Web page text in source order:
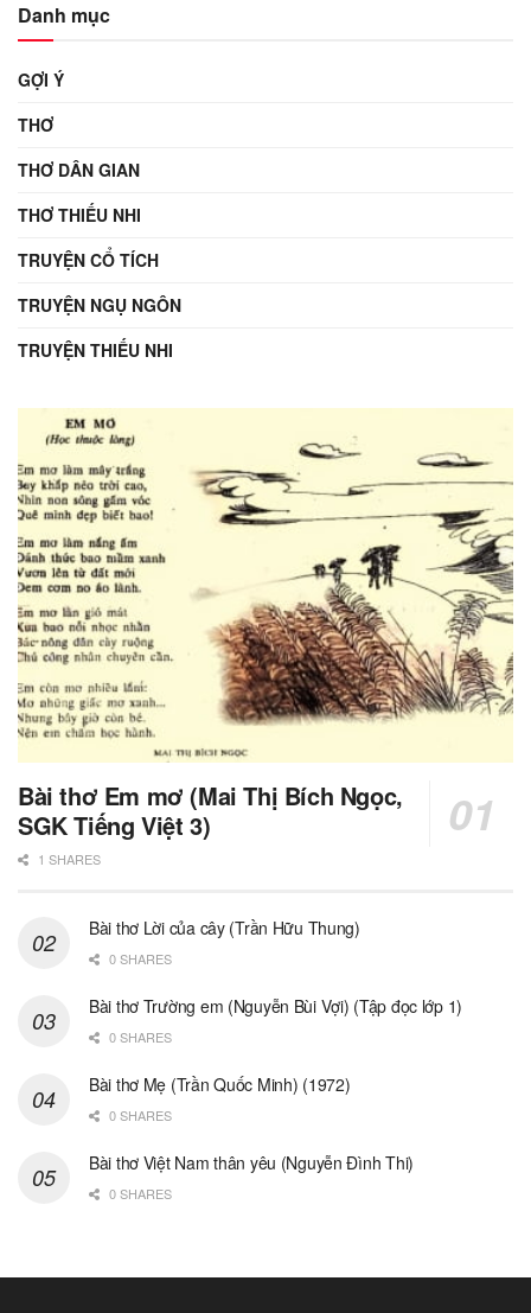
Danh mục
GỢI Ý
THƠ
THƠ DÂN GIAN
THƠ THIẾU NHI
TRUYỆN CỔ TÍCH
TRUYỆN NGỤ NGÔN
TRUYỆN THIẾU NHI
Bài thơ Em mơ (Mai Thị Bích Ngọc,
SGK Tiếng Việt 3)
1 SHARES
Bài thơ Lời của cây (Trần Hữu Thung)
0 SHARES
Bài thơ Trường em (Nguyễn Bùi Vợi) (Tập đọc lớp 1)
0 SHARES
Bài thơ Mẹ (Trần Quốc Minh) (1972)
0 SHARES
Bài thơ Việt Nam thân yêu (Nguyễn Đình Thi)
0 SHARES